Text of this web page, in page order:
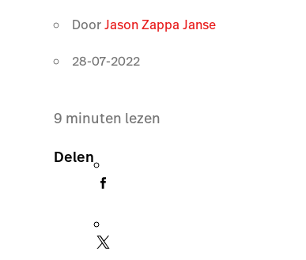
DoorJason Zappa Janse
28-07-2022
9 minuten lezen
Delen